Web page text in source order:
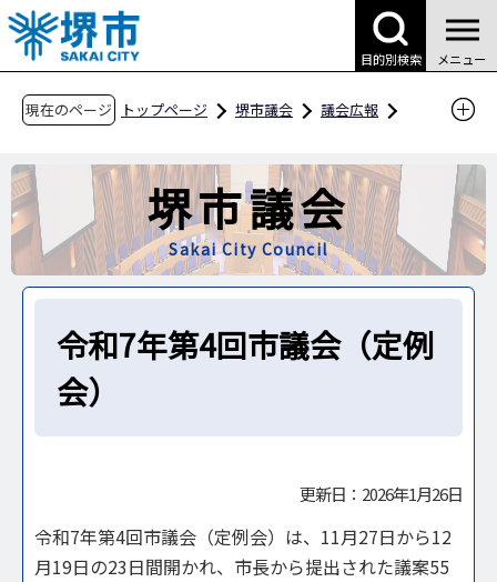
こ
の
ペ
の
先
頭
で
す
目的別検索 メニュー
現在のページ トップページ 堺市議会
議会広報
令和7年第4回市議会（定例会）
堺市議会
Sakai City Council
令和7年第4回市議会（定例
会）
更新日：2026年1月26日
令和7年第4回市議会（定例会）は、11月27日から12
月19日の23日間開かれ、市長から提出された議案55